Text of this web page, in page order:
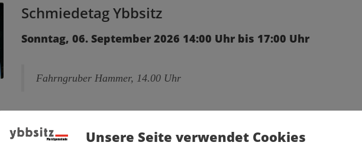
Schmiedetag Ybbsitz
Sonntag, 06. September 2026 14:00 Uhr bis 17:00 Uhr
Fahrngruber Hammer, 14.00 Uhr
Hammer.
Unsere Seite verwendet Cookies